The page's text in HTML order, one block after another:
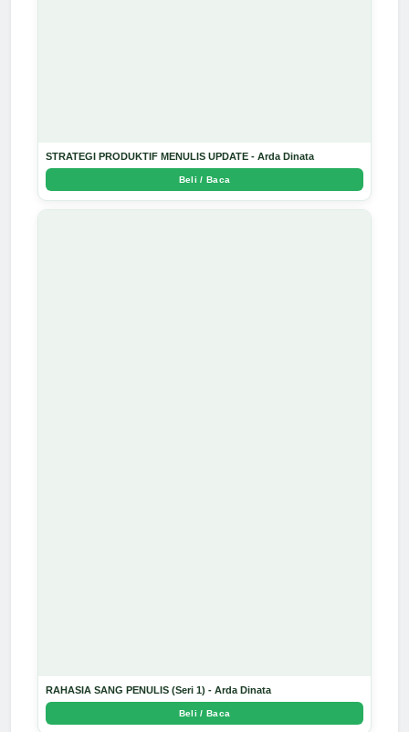
STRATEGI PRODUKTIF MENULIS UPDATE - Arda Dinata
Beli / Baca
RAHASIA SANG PENULIS (Seri 1) - Arda Dinata
Beli / Baca